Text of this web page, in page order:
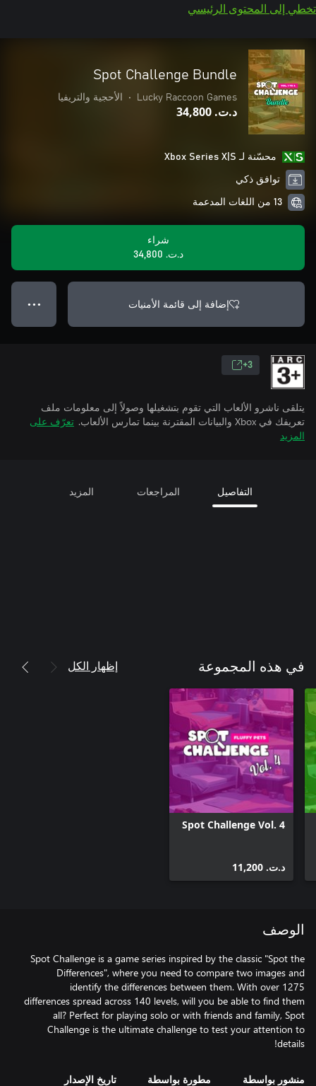
تخطي إلى المحتوى الرئيسي
Spot Challenge Bundle
Lucky Raccoon Games
• الأحجية والتريفيا
د.ت.‏ 34,800
محسّنة لـ Xbox Series X|S
توافق ذكي
13 من اللغات المدعمة
شراء
د.ت.‏ 34,800
إضافة إلى قائمة الأمنيات ● ● ●
3+
يتلقى ناشرو الألعاب التي تقوم بتشغيلها وصولاً إلى معلومات ملف
تعريفك في Xbox والبيانات المقترنة بينما تمارس الألعاب.
تعرّف على
المزيد
التفاصيل المراجعات المزيد
في هذه المجموعة إظهار الكل
Spot Challenge Vol. 4
د.ت.‏ 11,200
الوصف
Spot Challenge is a game series inspired by the classic "Spot the
Differences", where you need to compare two images and
identify the differences between them. With over 1275
differences spread across 140 levels, will you be able to find them
all? Perfect for playing solo or with friends and family, Spot
Challenge is the ultimate challenge to test your attention to
details!
منشور بواسطة مطورة بواسطة تاريخ الإصدار